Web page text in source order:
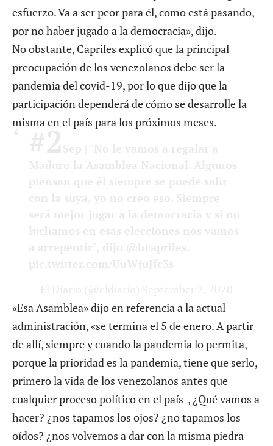
esfuerzo. Va a ser peor para él, como está pasando,
por no haber jugado a la democracia», dijo.
No obstante, Capriles explicó que la principal
preocupación de los venezolanos debe ser la
pandemia del covid-19, por lo que dijo que la
participación dependerá de cómo se desarrolle la
misma en el país para los próximos meses.
«Esa Asamblea» dijo en referencia a la actual
administración, «se termina el 5 de enero. A partir
de allí, siempre y cuando la pandemia lo permita, -
porque la prioridad es la pandemia, tiene que serlo,
primero la vida de los venezolanos antes que
cualquier proceso político en el país-, ¿Qué vamos a
hacer? ¿nos tapamos los ojos? ¿no tapamos los
oídos? ¿nos volvemos a dar con la misma piedra